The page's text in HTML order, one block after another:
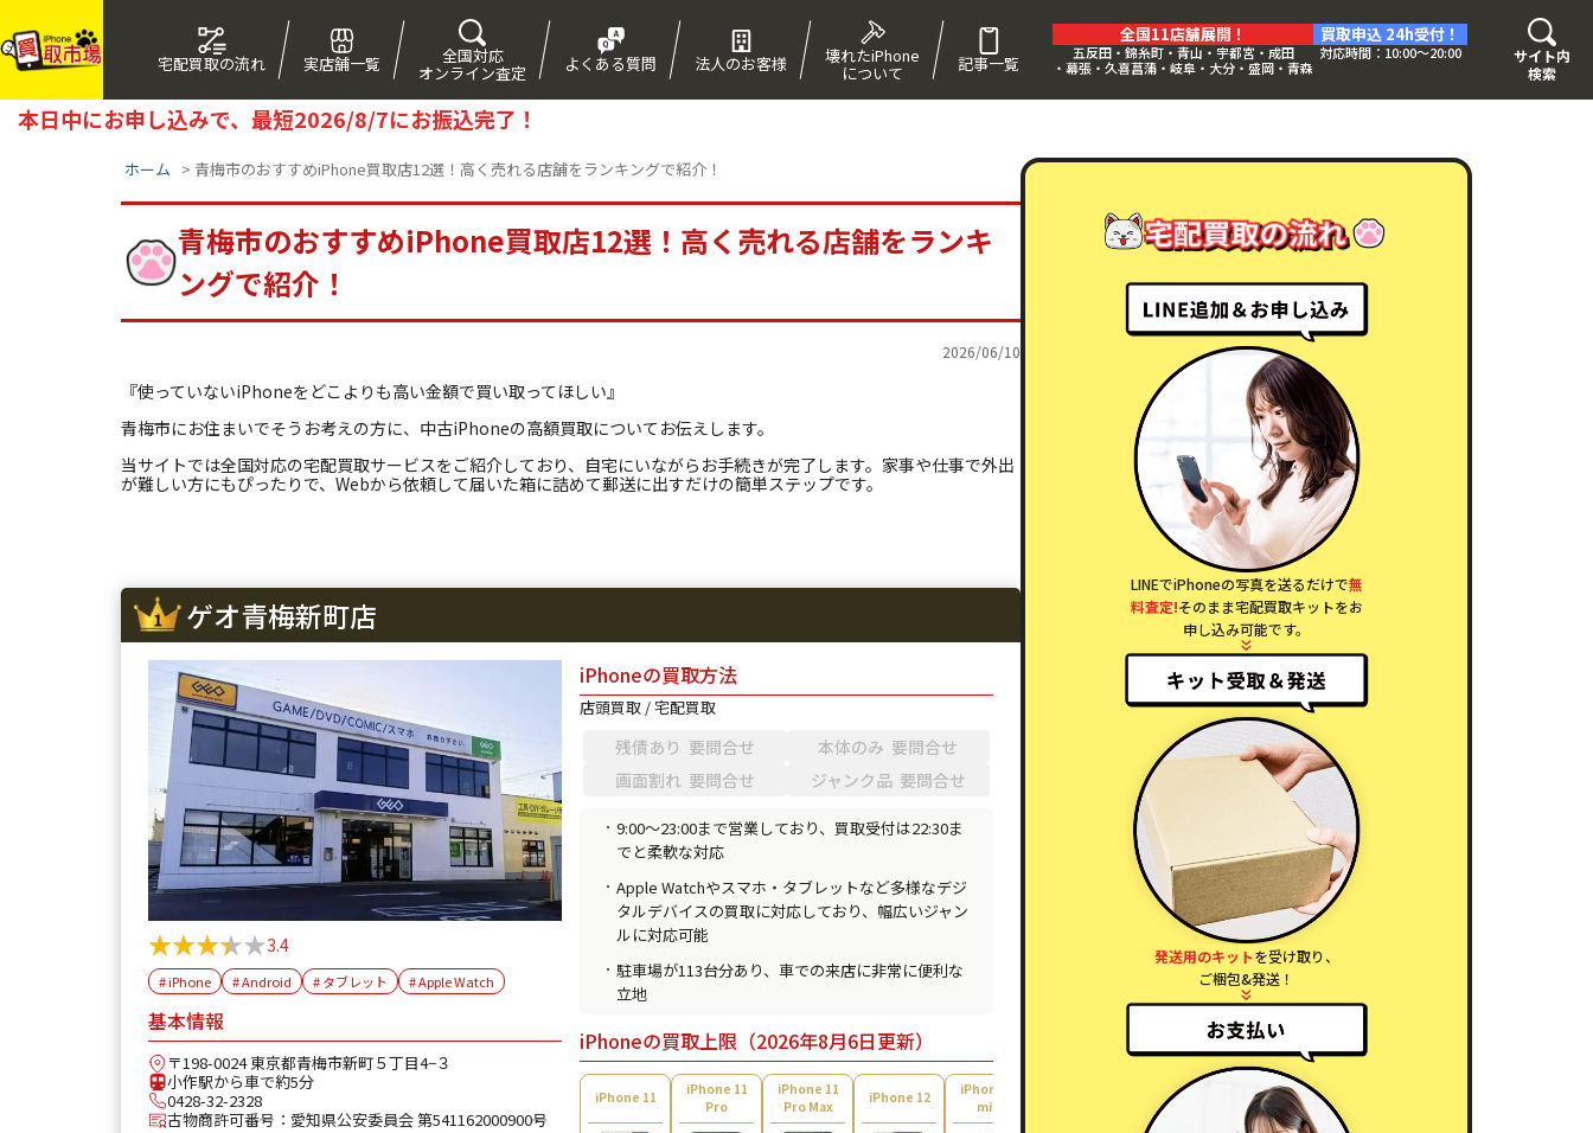
全国11店舗展開！
五反田・錦糸町・青山・宇都宮・成田
・幕張・久喜菖蒲・岐阜・大分・盛岡・青森
買取申込 24h受付！
対応時間：10:00〜20:00
宅配買取の流れ 実店舗一覧 全国対応
オンライン査定 よくある質問 法人のお客様 壊れたiPhone
について 記事一覧
サイト内
検索
本日中にお申し込みで、最短2026/8/7にお振込完了！
ホーム > 青梅市のおすすめiPhone買取店12選！高く売れる店舗をランキングで紹介！
青梅市のおすすめiPhone買取店12選！高く売れる店舗をランキ
ングで紹介！
2026/06/10
『使っていないiPhoneをどこよりも高い金額で買い取ってほしい』
青梅市にお住まいでそうお考えの方に、中古iPhoneの高額買取についてお伝えします。
当サイトでは全国対応の宅配買取サービスをご紹介しており、自宅にいながらお手続きが完了します。家事や仕事で外出
が難しい方にもぴったりで、Webから依頼して届いた箱に詰めて郵送に出すだけの簡単ステップです。
ゲオ青梅新町店
★★★★★
★★★★★3.4
# iPhone # Android # タブレット # Apple Watch
基本情報
〒198-0024 東京都青梅市新町５丁目4−３
小作駅から車で約5分
0428-32-2328
古物商許可番号：愛知県公安委員会 第541162000900号
iPhoneの買取方法
店頭買取 / 宅配買取
残債あり 要問合せ
本体のみ 要問合せ
画面割れ 要問合せ
ジャンク品 要問合せ
9:00〜23:00まで営業しており、買取受付は22:30ま
でと柔軟な対応
Apple Watchやスマホ・タブレットなど多様なデジ
タルデバイスの買取に対応しており、幅広いジャン
ルに対応可能
駐車場が113台分あり、車での来店に非常に便利な
立地
iPhoneの買取上限（2026年8月6日更新）
iPhone 11
iPhone 11
Pro
iPhone 11
Pro Max
iPhone 12
iPhone 12
mini
iPhone 12
Pro Max
iPhone 13
LINEでiPhoneの写真を送るだけで無
料査定!そのまま宅配買取キットをお
申し込み可能です。
発送用のキットを受け取り、
ご梱包&発送！